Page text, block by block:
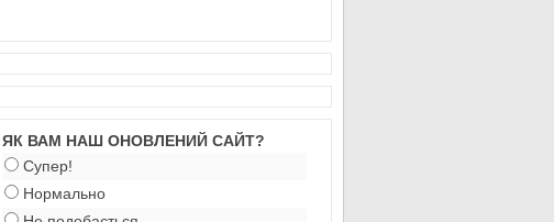
ЯК ВАМ НАШ ОНОВЛЕНИЙ САЙТ?
Супер!
Нормально